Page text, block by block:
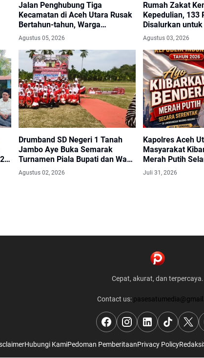
Jalan Penghubung Tiga
Kecamatan di Aceh Utara Rusak
Bertahun-tahun, Warga
Harapkan Perbaikan Segera
Agustus 05, 2026
Rumah Zakat
Kepedulian, 133
Disalurkan
Terdampak Banjir
Agustus 03, 2026
Drumband SD Negeri 1 Tanah
Jambo Aye Buka Semarak
Turnamen Piala Bupati dan Wakil
Bupati Aceh Utara
Agustus 02, 2026
Kapolres Aceh
Masyarakat
Merah Putih
Agustus
Juli 31, 2026
Cepat, akurat, dan terpercaya.
Contact us:
Hubungi KamiPedoman PemberitaanPrivacy PolicyRedaksi